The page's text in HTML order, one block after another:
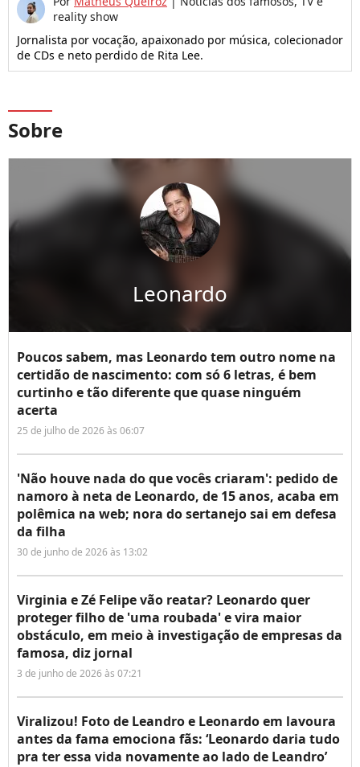
reality show
Jornalista por vocação, apaixonado por música, colecionador
de CDs e neto perdido de Rita Lee.
Sobre
Leonardo
Poucos sabem, mas Leonardo tem outro nome na
certidão de nascimento: com só 6 letras, é bem
curtinho e tão diferente que quase ninguém
acerta
25 de julho de 2026 às 06:07
'Não houve nada do que vocês criaram': pedido de
namoro à neta de Leonardo, de 15 anos, acaba em
polêmica na web; nora do sertanejo sai em defesa
da filha
30 de junho de 2026 às 13:02
Virginia e Zé Felipe vão reatar? Leonardo quer
proteger filho de 'uma roubada' e vira maior
obstáculo, em meio à investigação de empresas da
famosa, diz jornal
3 de junho de 2026 às 07:21
Viralizou! Foto de Leandro e Leonardo em lavoura
antes da fama emociona fãs: ‘Leonardo daria tudo
pra ter essa vida novamente ao lado de Leandro’